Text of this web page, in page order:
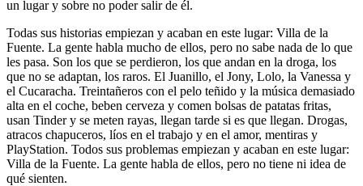
un lugar y sobre no poder salir de él.
Todas sus historias empiezan y acaban en este lugar: Villa de la
Fuente. La gente habla mucho de ellos, pero no sabe nada de lo que
les pasa. Son los que se perdieron, los que andan en la droga, los
que no se adaptan, los raros. El Juanillo, el Jony, Lolo, la Vanessa y
el Cucaracha. Treintañeros con el pelo teñido y la música demasiado
alta en el coche, beben cerveza y comen bolsas de patatas fritas,
usan Tinder y se meten rayas, llegan tarde si es que llegan. Drogas,
atracos chapuceros, líos en el trabajo y en el amor, mentiras y
PlayStation. Todos sus problemas empiezan y acaban en este lugar:
Villa de la Fuente. La gente habla de ellos, pero no tiene ni idea de
qué sienten.